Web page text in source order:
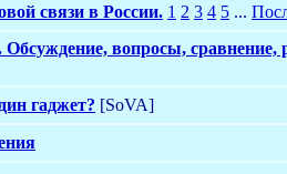
связи в России. 1 2 3 4 5 ...
Обсуждение, вопросы,
гаджет? [SoVA]